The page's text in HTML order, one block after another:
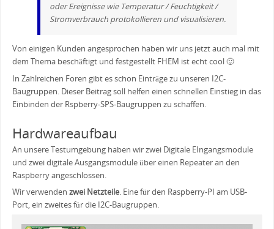
oder Ereignisse wie Temperatur / Feuchtigkeit /
Stromverbrauch protokollieren und visualisieren.
Von einigen Kunden angesprochen haben wir uns jetzt auch mal mit
dem Thema beschäftigt und festgestellt FHEM ist echt cool 🙂
In Zahlreichen Foren gibt es schon Einträge zu unseren I2C-
Baugruppen. Dieser Beitrag soll helfen einen schnellen Einstieg in das
Einbinden der Rspberry-SPS-Baugruppen zu schaffen.
Hardwareaufbau
An unsere Testumgebung haben wir zwei Digitale EIngangsmodule
und zwei digitale Ausgangsmodule über einen Repeater an den
Raspberry angeschlossen.
Wir verwenden zwei Netzteile. Eine für den Raspberry-PI am USB-
Port, ein zweites für die I2C-Baugruppen.